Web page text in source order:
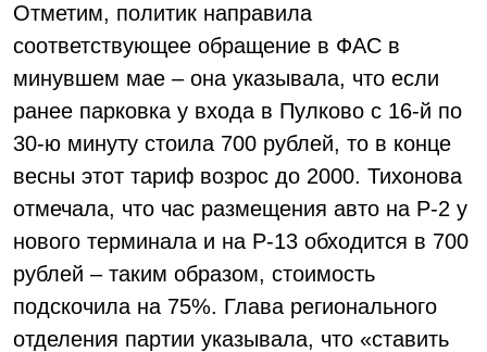
Отметим, политик направила
соответствующее обращение в ФАС в
минувшем мае – она указывала, что если
ранее парковка у входа в Пулково с 16-й по
30-ю минуту стоила 700 рублей, то в конце
весны этот тариф возрос до 2000. Тихонова
отмечала, что час размещения авто на P-2 у
нового терминала и на P-13 обходится в 700
рублей – таким образом, стоимость
подскочила на 75%. Глава регионального
отделения партии указывала, что «ставить